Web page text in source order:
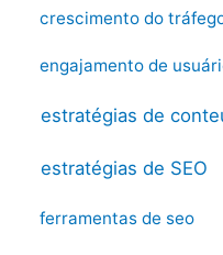
crescimento do
engajamento de
estratégias de
estratégias de SEO
ferramentas de seo